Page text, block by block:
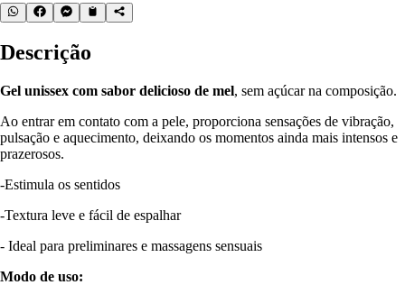
Descrição
Gel unissex com sabor delicioso de mel, sem açúcar na composição.
Ao entrar em contato com a pele, proporciona sensações de vibração,
pulsação e aquecimento, deixando os momentos ainda mais intensos e
prazerosos.
-Estimula os sentidos
-Textura leve e fácil de espalhar
- Ideal para preliminares e massagens sensuais
Modo de uso: